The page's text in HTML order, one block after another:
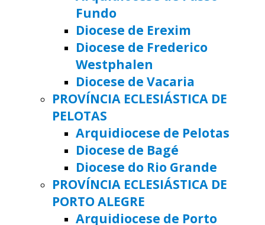
Fundo
Diocese de Erexim
Diocese de Frederico
Westphalen
Diocese de Vacaria
PROVÍNCIA ECLESIÁSTICA DE
PELOTAS
Arquidiocese de Pelotas
Diocese de Bagé
Diocese do Rio Grande
PROVÍNCIA ECLESIÁSTICA DE
PORTO ALEGRE
Arquidiocese de Porto